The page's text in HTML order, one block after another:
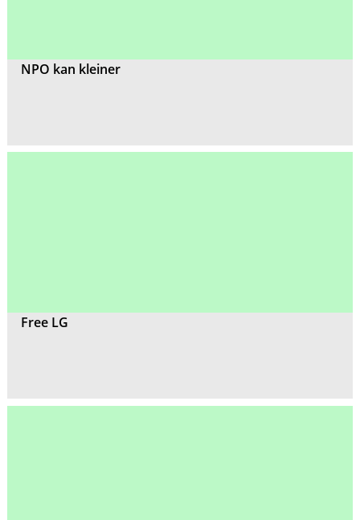
NPO kan kleiner
Free LG